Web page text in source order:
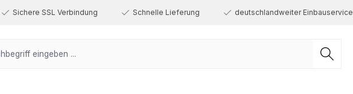
Sichere SSL Verbindung Schnelle Lieferung deutschlandweiter Einbauservice